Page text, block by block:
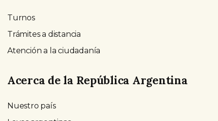
Turnos
Trámites a distancia
Atención a la ciudadanía
Acerca de la República Argentina
Nuestro país